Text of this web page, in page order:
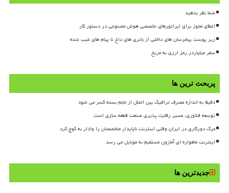
شما نظر بدهید
اعطای مجوز برای اپراتورهای تخصصی هوش مصنوعی در دستور کار
زیر پوست پیامرسان های داخلی از باتری های داغ تا پیام های غیب شده
سفر میلیاردر رمز ارزی به مریخ
پربحث ترین ها
دقیقا به اندازه مصرف ترافیک بین الملل از حجم بسته کسر می شود
توسعه فناوری، مسیر رقابت پذیری صنعت قطعه سازی است
مرگ دورکاری در ایران وقتی اینترنت ناپایدار متخصصان را وادار به کوچ کرد
اینترنت ماهواره ای آمازون مستقیم به موبایل می رسد
جدیدترین ها